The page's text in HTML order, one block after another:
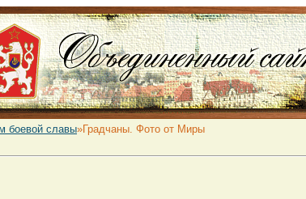
боевой славы»Градчаны. Фото от Миры